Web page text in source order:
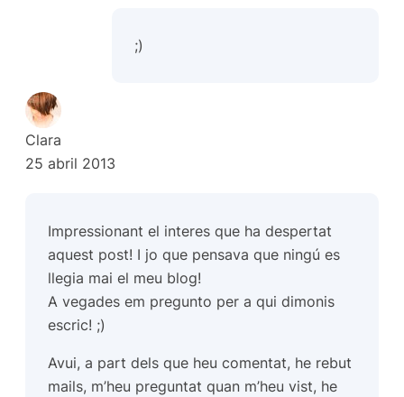
;)
Clara
25 abril 2013
Impressionant el interes que ha despertat
aquest post! I jo que pensava que ningú es
llegia mai el meu blog!
A vegades em pregunto per a qui dimonis
escric! ;)
Avui, a part dels que heu comentat, he rebut
mails, m’heu preguntat quan m’heu vist, he